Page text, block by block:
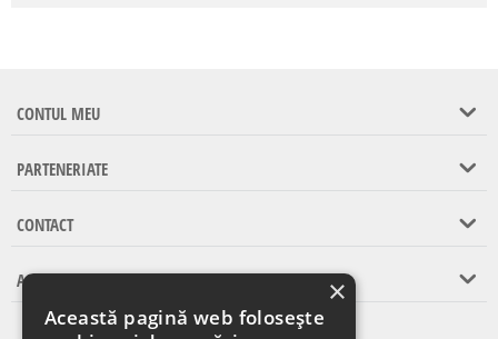
CONTUL MEU
PARTENERIATE
CONTACT
ASISTENTA CLIENTI
Abonare la newsletter
Această pagină web folosește
×